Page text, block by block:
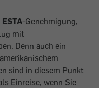
-Genehmigung,
mit
Denn auch ein
sind in diesem Punkt
Einreise, wenn Sie